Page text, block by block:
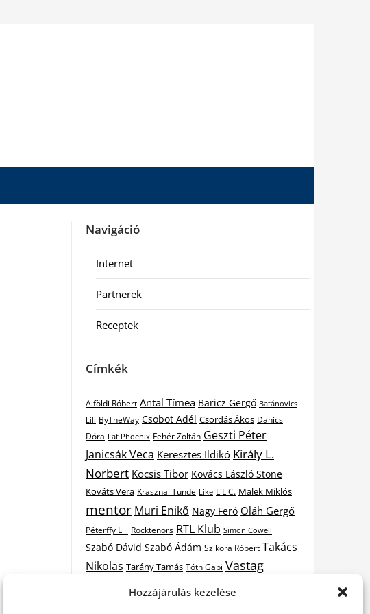
Hozzájárulás kezelése
Navigáció
Internet
Partnerek
Receptek
Címkék
Alföldi Róbert Antal Tímea Baricz Gergő Batánovics
Lili ByTheWay Csobot Adél Csordás Ákos Danics
Dóra Fat Phoenix Fehér Zoltán Geszti Péter
Janicsák Veca Keresztes Ildikó Király L.
Norbert Kocsis Tibor Kovács László Stone
Kováts Vera Krasznai Tünde Like LiL C. Malek Miklós
mentor Muri Enikő Nagy Feró Oláh Gergő
Péterffy Lili Rocktenors RTL Klub Simon Cowell
Szabó Dávid Szabó Ádám Szikora Róbert Takács
Nikolas Tarány Tamás Tóth Gabi Vastag
Vastag Tamás Wolf Kati